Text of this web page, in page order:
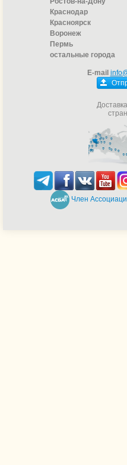
Краснодар
Красноярск
Воронеж
Пермь
остальные города
E-mail
Член